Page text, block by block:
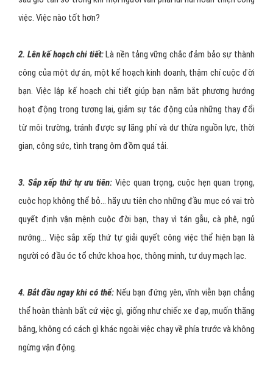
việc. Việc nào tốt hơn?
2. Lên kế hoạch chi tiết:Là nền tảng vững chắc đảm bảo sự thành
công của một dự án, một kế hoạch kinh doanh, thậm chí cuộc đời
bạn. Việc lập kế hoạch chi tiết giúp bạn nắm bắt phương hướng
hoạt động trong tương lai, giảm sự tác động của những thay đổi
từ môi trường, tránh được sự lãng phí và dư thừa nguồn lực, thời
gian, công sức, tình trạng ôm đồm quá tải.
3. Sắp xếp thứ tự ưu tiên: Việc quan trọng, cuộc hẹn quan trọng,
cuộc họp không thể bỏ... hãy ưu tiên cho những đầu mục có vai trò
quyết định vận mệnh cuộc đời bạn, thay vì tán gẫu, cà phê, ngủ
nướng... Việc sắp xếp thứ tự giải quyết công việc thể hiện bạn là
người có đầu óc tổ chức khoa học, thông minh, tư duy mạch lạc.
4. Bắt đầu ngay khi có thể: Nếu bạn đứng yên, vĩnh viễn bạn chẳng
thể hoàn thành bất cứ việc gì, giống như chiếc xe đạp, muốn thăng
bằng, không có cách gì khác ngoài việc chạy về phía trước và không
ngừng vận động.